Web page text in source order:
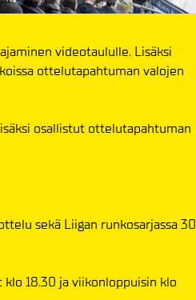
videotaululle. Lisäksi
ottelutapahtuman valojen
osallistut ottelutapahtuman
sekä Liigan runkosarjassa 30
18.30 ja viikonloppuisin klo